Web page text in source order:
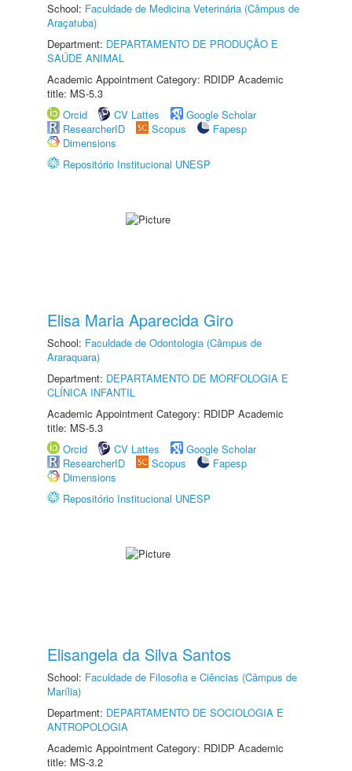
School: Faculdade de Medicina Veterinária (Câmpus de
Araçatuba)
Department: DEPARTAMENTO DE PRODUÇÃO E
SAÚDE ANIMAL
Academic Appointment Category: RDIDP Academic
title: MS-5.3
Orcid
CV Lattes
Google Scholar
ResearcherID
Scopus
Fapesp
Dimensions
Repositório Institucional UNESP
Elisa Maria Aparecida Giro
School: Faculdade de Odontologia (Câmpus de
Araraquara)
Department: DEPARTAMENTO DE MORFOLOGIA E
CLÍNICA INFANTIL
Academic Appointment Category: RDIDP Academic
title: MS-5.3
Orcid
CV Lattes
Google Scholar
ResearcherID
Scopus
Fapesp
Dimensions
Repositório Institucional UNESP
Elisangela da Silva Santos
School: Faculdade de Filosofia e Ciências (Câmpus de
Marília)
Department: DEPARTAMENTO DE SOCIOLOGIA E
ANTROPOLOGIA
Academic Appointment Category: RDIDP Academic
title: MS-3.2